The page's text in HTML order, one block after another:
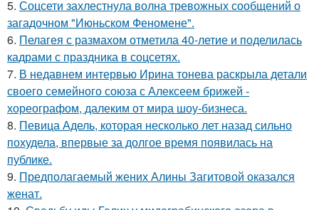
5. Соцсети захлестнула волна тревожных сообщений о
загадочном "Июньском Феномене".
6. Пелагея с размахом отметила 40-летие и поделилась
кадрами с праздника в соцсетях.
7. В недавнем интервью Ирина тонева раскрыла детали
своего семейного союза с Алексеем брижей -
хореографом, далеким от мира шоу-бизнеса.
8. Певица Адель, которая несколько лет назад сильно
похудела, впервые за долгое время появилась на
публике.
9. Предполагаемый жених Алины Загитовой оказался
женат.